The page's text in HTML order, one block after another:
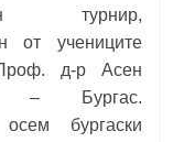
турнир,
от учениците
д-р Асен
– Бургас.
бургаски